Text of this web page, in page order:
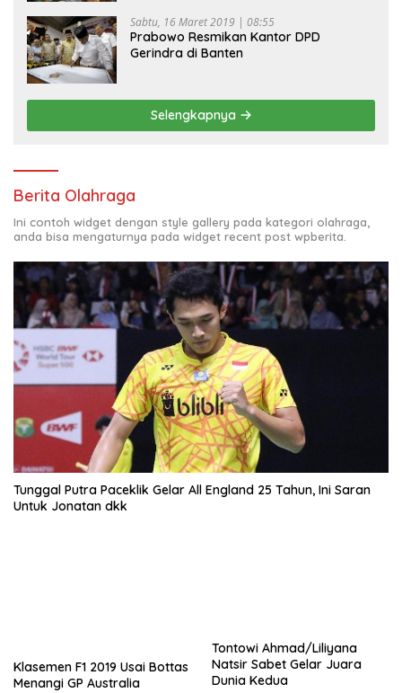
Sabtu, 16 Maret 2019 | 08:55
Prabowo Resmikan Kantor DPD
Gerindra di Banten
Selengkapnya
Berita Olahraga
Ini contoh widget dengan style gallery pada kategori olahraga,
anda bisa mengaturnya pada widget recent post wpberita.
Tunggal Putra Paceklik Gelar All England 25 Tahun, Ini Saran
Untuk Jonatan dkk
Klasemen F1 2019 Usai Bottas
Menangi GP Australia
Tontowi Ahmad/Liliyana
Natsir Sabet Gelar Juara
Dunia Kedua